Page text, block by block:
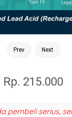
Prev Next
Rp. 215.000
pembeli serius,